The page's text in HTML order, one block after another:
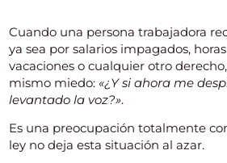
Cuando una persona trabajadora
ya sea por salarios impagados,
vacaciones o cualquier otro
mismo miedo: «¿Y si ahora me
levantado la voz?».
Es una preocupación totalmente
ley no deja esta situación al azar.